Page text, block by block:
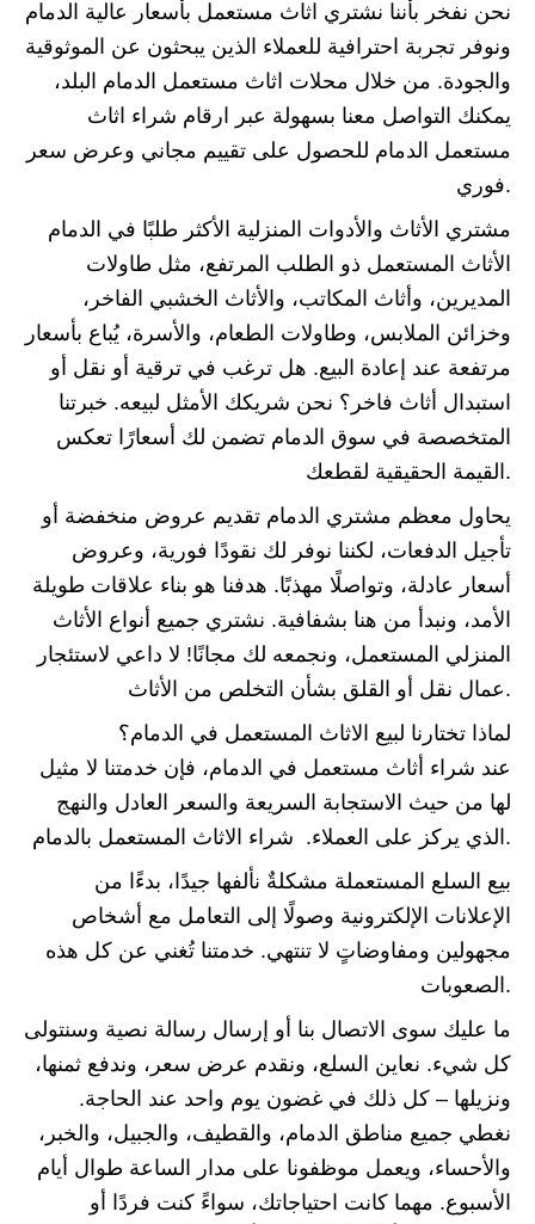
نحن نفخر بأننا نشتري اثاث مستعمل بأسعار عالية الدمام
ونوفر تجربة احترافية للعملاء الذين يبحثون عن الموثوقية
والجودة. من خلال محلات اثاث مستعمل الدمام البلد،
يمكنك التواصل معنا بسهولة عبر ارقام شراء اثاث
مستعمل الدمام للحصول على تقييم مجاني وعرض سعر
فوري.
مشتري الأثاث والأدوات المنزلية الأكثر طلبًا في الدمام
الأثاث المستعمل ذو الطلب المرتفع، مثل طاولات
المديرين، وأثاث المكاتب، والأثاث الخشبي الفاخر،
وخزائن الملابس، وطاولات الطعام، والأسرة، يُباع بأسعار
مرتفعة عند إعادة البيع. هل ترغب في ترقية أو نقل أو
استبدال أثاث فاخر؟ نحن شريكك الأمثل لبيعه. خبرتنا
المتخصصة في سوق الدمام تضمن لك أسعارًا تعكس
القيمة الحقيقية لقطعك.
يحاول معظم مشتري الدمام تقديم عروض منخفضة أو
تأجيل الدفعات، لكننا نوفر لك نقودًا فورية، وعروض
أسعار عادلة، وتواصلًا مهذبًا. هدفنا هو بناء علاقات طويلة
الأمد، ونبدأ من هنا بشفافية. نشتري جميع أنواع الأثاث
المنزلي المستعمل، ونجمعه لك مجانًا! لا داعي لاستئجار
عمال نقل أو القلق بشأن التخلص من الأثاث.
لماذا تختارنا لبيع الاثاث المستعمل في الدمام؟
عند شراء أثاث مستعمل في الدمام، فإن خدمتنا لا مثيل
لها من حيث الاستجابة السريعة والسعر العادل والنهج
الذي يركز على العملاء. شراء الاثاث المستعمل بالدمام.
بيع السلع المستعملة مشكلةٌ نألفها جيدًا، بدءًا من
الإعلانات الإلكترونية وصولًا إلى التعامل مع أشخاص
مجهولين ومفاوضاتٍ لا تنتهي. خدمتنا تُغني عن كل هذه
الصعوبات.
ما عليك سوى الاتصال بنا أو إرسال رسالة نصية وسنتولى
كل شيء. نعاين السلع، ونقدم عرض سعر، وندفع ثمنها،
ونزيلها – كل ذلك في غضون يوم واحد عند الحاجة.
نغطي جميع مناطق الدمام، والقطيف، والجبيل، والخبر،
والأحساء، ويعمل موظفونا على مدار الساعة طوال أيام
الأسبوع. مهما كانت احتياجاتك، سواءً كنت فردًا أو